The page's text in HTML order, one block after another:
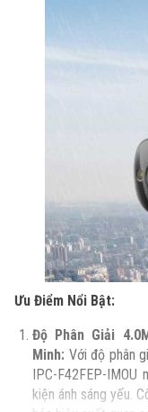
Ưu Điểm Nổi Bật:
Độ Phân Giải
Minh: Với độ phân
IPC-F42FEP-
kiện ánh sáng yếu.